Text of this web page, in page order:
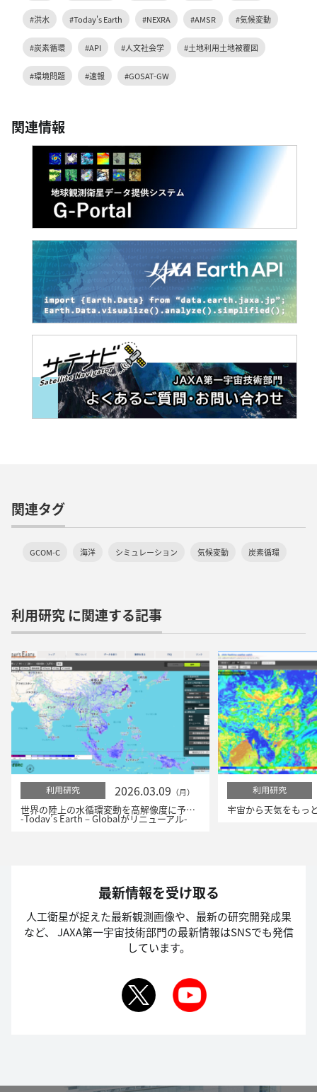
#洪水 #Today's Earth #NEXRA #AMSR #気候変動
#炭素循環 #API #人文社会学 #土地利用土地被覆図
#環境問題 #速報 #GOSAT-GW
関連情報
関連タグ
GCOM-C 海洋 シミュレーション 気候変動 炭素循環
利用研究 に関連する記事
利用研究 2026.03.09 （月）
世界の陸上の水循環変動を高解像度に予測！
-Today’s Earth – Globalがリニューアル-
利用研究
最新情報を受け取る
人工衛星が捉えた最新観測画像や、最新の研究開発成果
など、
JAXA第一宇宙技術部門の最新情報はSNSでも発信
しています。